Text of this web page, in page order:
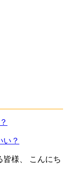
い？
様、 こんにち